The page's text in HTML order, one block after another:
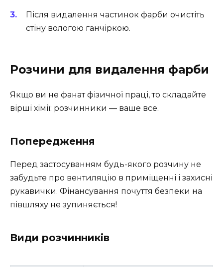
Після видалення частинок фарби очистіть
стіну вологою ганчіркою.
Розчини для видалення фарби
Якщо ви не фанат фізичної праці, то складайте
вірші хімії: розчинники — ваше все.
Попередження
Перед застосуванням будь-якого розчину не
забудьте про вентиляцію в приміщенні і захисні
рукавички. Фінансування почуття безпеки на
півшляху не зупиняється!
Види розчинників